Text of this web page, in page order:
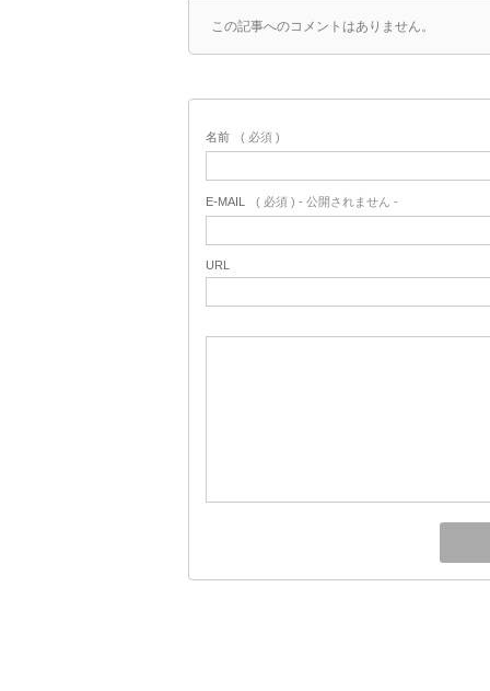
この記事へのコメントはありません。
名前 ( 必須 )
E-MAIL ( 必須 ) - 公開されません -
URL